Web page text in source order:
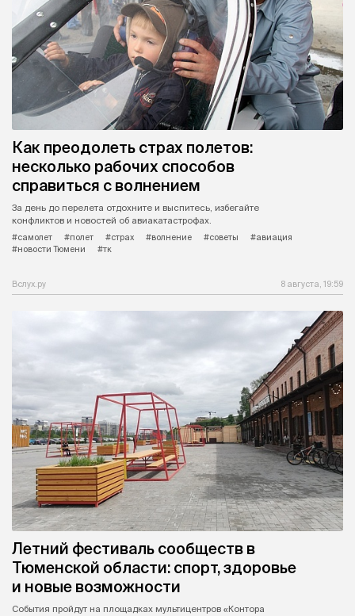
Как преодолеть страх полетов:
несколько рабочих способов
справиться с волнением
За день до перелета отдохните и выспитесь, избегайте
конфликтов и новостей об авиакатастрофах.
#самолет
#полет #страх #волнение #советы
#авиация
#новости Тюмени
#тк
Вслух.ру 8 августа, 19:59
Летний фестиваль сообществ в
Тюменской области: спорт, здоровье
и новые возможности
События пройдут на площадках мультицентров «Контора